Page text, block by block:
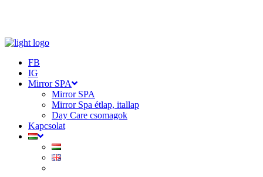
FB
IG
Mirror SPA
Mirror SPA
Mirror Spa étlap, itallap
Day Care csomagok
Kapcsolat